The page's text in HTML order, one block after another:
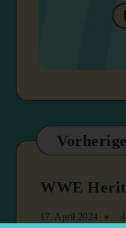
WWE
17. April 2024